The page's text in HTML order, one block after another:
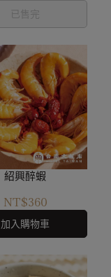
已售完
紹興醉蝦
NT$360
加入購物車